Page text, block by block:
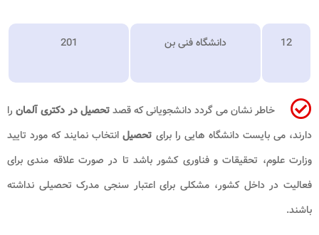
12 دانشگاه فنی بن 201
خاطر نشان می گردد دانشجویانی که قصدتحصیل در دکتری آلمان را
دارند، می بایست دانشگاه هایی را برای تحصیل انتخاب نمایند که مورد تایید
وزارت علوم، تحقیقات و فناوری کشور باشد تا در صورت علاقه مندی برای
فعالیت در داخل کشور، مشکلی برای اعتبار سنجی مدرک تحصیلی نداشته
باشند.